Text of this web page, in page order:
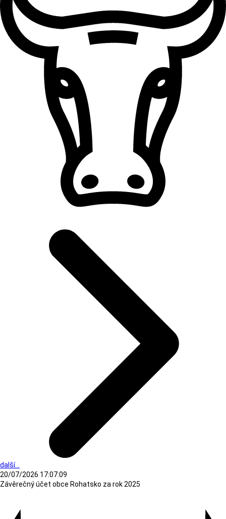
další...
20/07/2026 17:07:09
Závěrečný účet obce Rohatsko za rok 2025